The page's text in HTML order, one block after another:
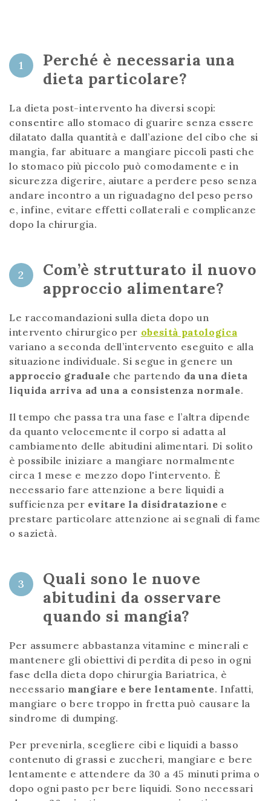
1
Perché è necessaria una
dieta particolare?
La dieta post-intervento ha diversi scopi:
consentire allo stomaco di guarire senza essere
dilatato dalla quantità e dall’azione del cibo che si
mangia, far abituare a mangiare piccoli pasti che
lo stomaco più piccolo può comodamente e in
sicurezza digerire, aiutare a perdere peso senza
andare incontro a un riguadagno del peso perso
e, infine, evitare effetti collaterali e complicanze
dopo la chirurgia.
2
Com’è strutturato il nuovo
approccio alimentare?
Le raccomandazioni sulla dieta dopo un
intervento chirurgico per obesità patologica
variano a seconda dell’intervento eseguito e alla
situazione individuale. Si segue in genere un
approccio graduale che partendo da una dieta
liquida arriva ad una a consistenza normale.
Il tempo che passa tra una fase e l’altra dipende
da quanto velocemente il corpo si adatta al
cambiamento delle abitudini alimentari. Di solito
è possibile iniziare a mangiare normalmente
circa 1 mese e mezzo dopo l'intervento. È
necessario fare attenzione a bere liquidi a
sufficienza per evitare la disidratazione e
prestare particolare attenzione ai segnali di fame
o sazietà.
3
Quali sono le nuove
abitudini da osservare
quando si mangia?
Per assumere abbastanza vitamine e minerali e
mantenere gli obiettivi di perdita di peso in ogni
fase della dieta dopo chirurgia Bariatrica, è
necessario mangiare e bere lentamente. Infatti,
mangiare o bere troppo in fretta può causare la
sindrome di dumping.
Per prevenirla, scegliere cibi e liquidi a basso
contenuto di grassi e zuccheri, mangiare e bere
lentamente e attendere da 30 a 45 minuti prima o
dopo ogni pasto per bere liquidi. Sono necessari